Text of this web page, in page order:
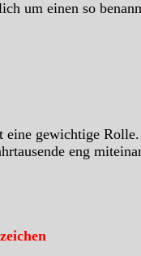
um einen so
eine gewichtige Rolle.
eng